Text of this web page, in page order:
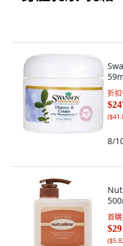
折
(
8/
首
(